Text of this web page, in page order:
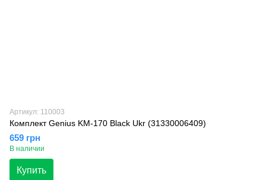
Артикул: 110003
Комплект Genius KM-170 Black Ukr (31330006409)
659 грн
В наличии
Купить